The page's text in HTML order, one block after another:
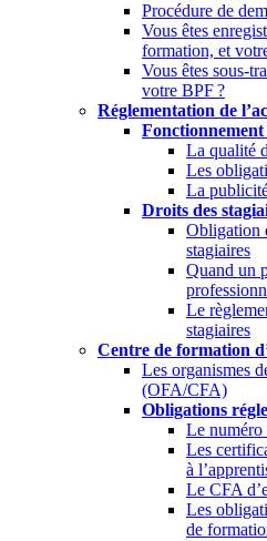
Procédure de
Vous êtes
formation, et
Vous êtes sous-
votre BPF?
Réglementation de
Fonctionnement
La qualité
Les
La
Droits des
Obligation
stagiaires
Quand un
Le
stagiaires
Centre de formation
Les organismes
(OFA/CFA)
Obligations
Le
Les
à
Le CFA
Les
de